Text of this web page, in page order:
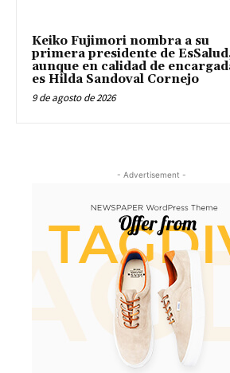
Keiko Fujimori nombra a su
primera presidente de
aunque en calidad de
es Hilda Sandoval Cornejo
9 de agosto de 2026
- Advertisement -